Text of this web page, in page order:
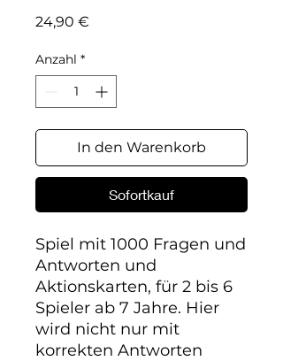
24,90 €
Anzahl *
In den Warenkorb
Sofortkauf
Spiel mit 1000 Fragen und
Antworten und
Aktionskarten, für 2 bis 6
Spieler ab 7 Jahre. Hier
wird nicht nur mit
korrekten Antworten